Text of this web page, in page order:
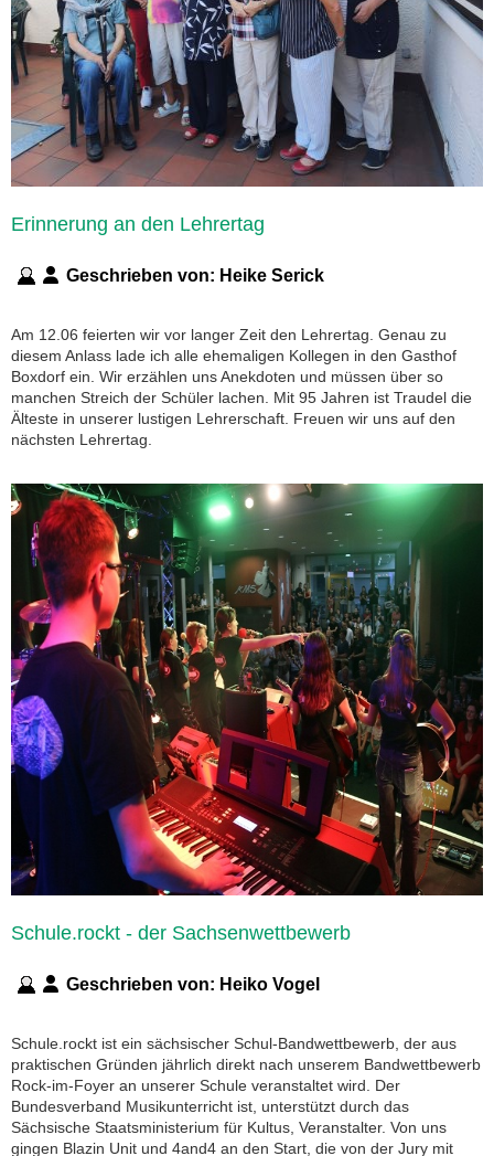
Erinnerung an den Lehrertag
Geschrieben von: Heike Serick
Am 12.06 feierten wir vor langer Zeit den Lehrertag. Genau zu
diesem Anlass lade ich alle ehemaligen Kollegen in den Gasthof
Boxdorf ein. Wir erzählen uns Anekdoten und müssen über so
manchen Streich der Schüler lachen. Mit 95 Jahren ist Traudel die
Älteste in unserer lustigen Lehrerschaft. Freuen wir uns auf den
nächsten Lehrertag.
Schule.rockt - der Sachsenwettbewerb
Geschrieben von: Heiko Vogel
Schule.rockt ist ein sächsischer Schul-Bandwettbewerb, der aus
praktischen Gründen jährlich direkt nach unserem Bandwettbewerb
Rock-im-Foyer an unserer Schule veranstaltet wird. Der
Bundesverband Musikunterricht ist, unterstützt durch das
Sächsische Staatsministerium für Kultus, Veranstalter. Von uns
gingen Blazin Unit und 4and4 an den Start, die von der Jury mit